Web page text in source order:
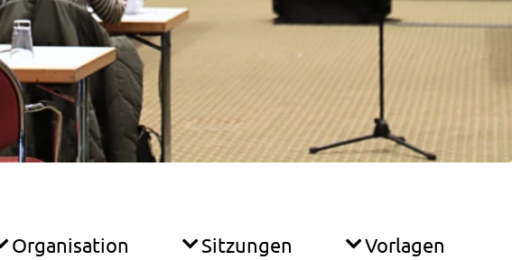
Organisation Sitzungen Vorlagen